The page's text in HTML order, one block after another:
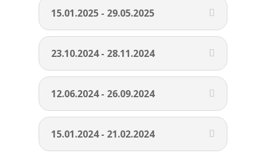
15.01.2025 - 29.05.2025
23.10.2024 - 28.11.2024
12.06.2024 - 26.09.2024
15.01.2024 - 21.02.2024